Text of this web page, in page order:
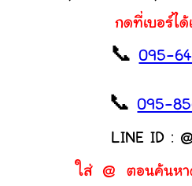
กดที่เบอร์ได้
📞095-
📞095-
LINE ID :
ใส่ @ ตอนค้นหา